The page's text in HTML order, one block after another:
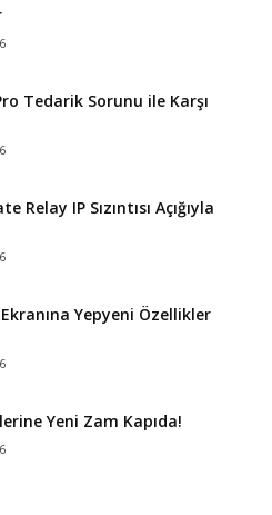
Tedarik Sorunu ile Karşı
Relay IP Sızıntısı Açığıyla
Yepyeni Özellikler
Yeni Zam Kapıda!